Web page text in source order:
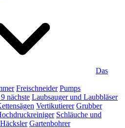
Das
Freischneider Pumps
nächste Laubsauger und Laubbläser
Vertikutierer Grubber
Schläuche und
Häcksler Gartenbohrer